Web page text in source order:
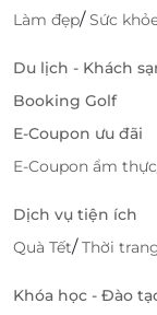
Làm đẹp/Sức
Du lịch - Khách
Booking Golf
E-Coupon ưu đãi
E-Coupon ẩm thực
Dịch vụ tiện ích
Quà Tết/Thời
Khóa học - Đào